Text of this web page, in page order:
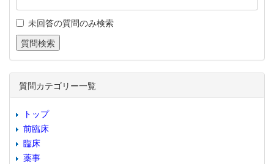
未回答の質問のみ検索
質問カテゴリー一覧
トップ
前臨床
臨床
薬事